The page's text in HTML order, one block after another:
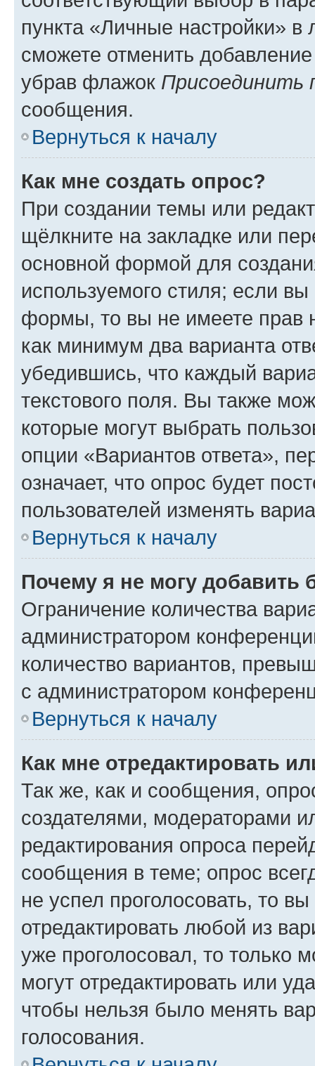
пункта «Личные настройки»
сможете отменить
убрав флажок Присоединить
сообщения.
Вернуться к началу
Как мне создать опрос?
При создании темы или
щёлкните на закладке или
основной формой для
используемого стиля; если
формы, то вы не имеете прав
как минимум два варианта
убедившись, что каждый
текстового поля. Вы также
которые могут выбрать
опции «Вариантов ответа»,
означает, что опрос будет
пользователей изменять
Вернуться к началу
Почему я не могу добавить
Ограничение количества
администратором
количество вариантов,
с администратором
Вернуться к началу
Как мне отредактировать
Так же, как и сообщения,
создателями, модераторами
редактирования опроса
сообщения в теме; опрос
не успел проголосовать, то
отредактировать любой из
уже проголосовал, то только
могут отредактировать или
чтобы нельзя было менять
голосования.